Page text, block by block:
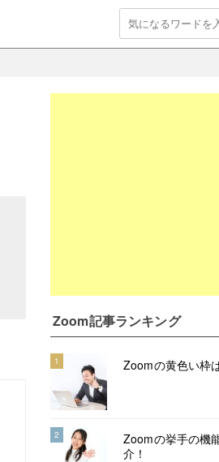
Zoom記事ランキング
1 Zoomの黄色い枠
2
Zoomの挙手の機
介！